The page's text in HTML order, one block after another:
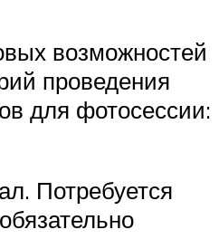
возможностей
проведения
для фотосессии:
Потребуется